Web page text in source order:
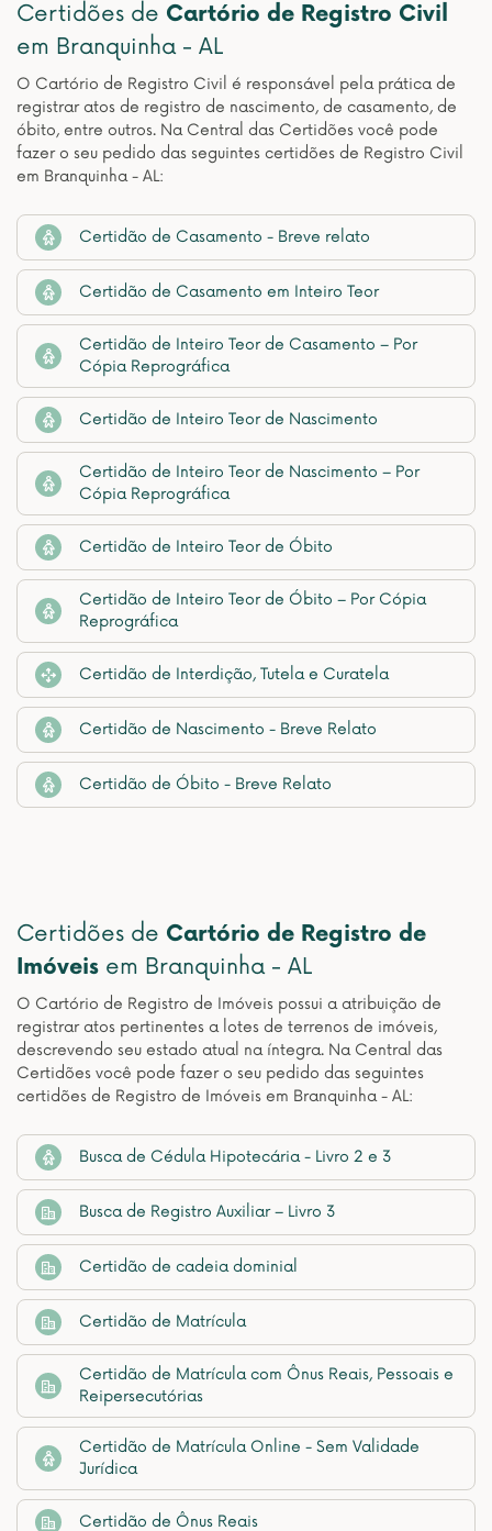
Certidões de Cartório de Registro Civil
em Branquinha - AL
O Cartório de Registro Civil é responsável pela prática de
registrar atos de registro de nascimento, de casamento, de
óbito, entre outros. Na Central das Certidões você pode
fazer o seu pedido das seguintes certidões de Registro Civil
em Branquinha - AL:
Certidão de Casamento - Breve relato
Certidão de Casamento em Inteiro Teor
Certidão de Inteiro Teor de Casamento – Por
Cópia Reprográfica
Certidão de Inteiro Teor de Nascimento
Certidão de Inteiro Teor de Nascimento – Por
Cópia Reprográfica
Certidão de Inteiro Teor de Óbito
Certidão de Inteiro Teor de Óbito – Por Cópia
Reprográfica
Certidão de Interdição, Tutela e Curatela
Certidão de Nascimento - Breve Relato
Certidão de Óbito - Breve Relato
Certidões de Cartório de Registro de
Imóveis em Branquinha - AL
O Cartório de Registro de Imóveis possui a atribuição de
registrar atos pertinentes a lotes de terrenos de imóveis,
descrevendo seu estado atual na íntegra. Na Central das
Certidões você pode fazer o seu pedido das seguintes
certidões de Registro de Imóveis em Branquinha - AL:
Busca de Cédula Hipotecária - Livro 2 e 3
Busca de Registro Auxiliar – Livro 3
Certidão de cadeia dominial
Certidão de Matrícula
Certidão de Matrícula com Ônus Reais, Pessoais e
Reipersecutórias
Certidão de Matrícula Online - Sem Validade
Jurídica
Certidão de Ônus Reais